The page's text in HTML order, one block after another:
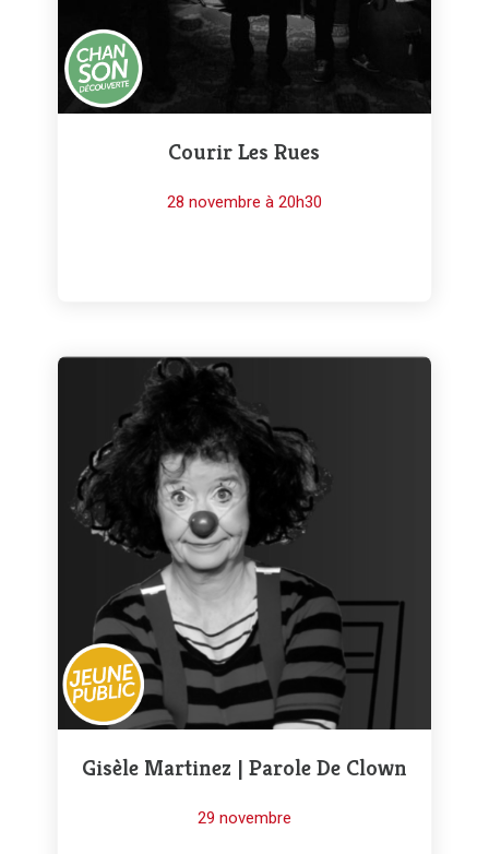
Courir Les Rues
28 novembre à 20h30
Gisèle Martinez | Parole De Clown
29 novembre